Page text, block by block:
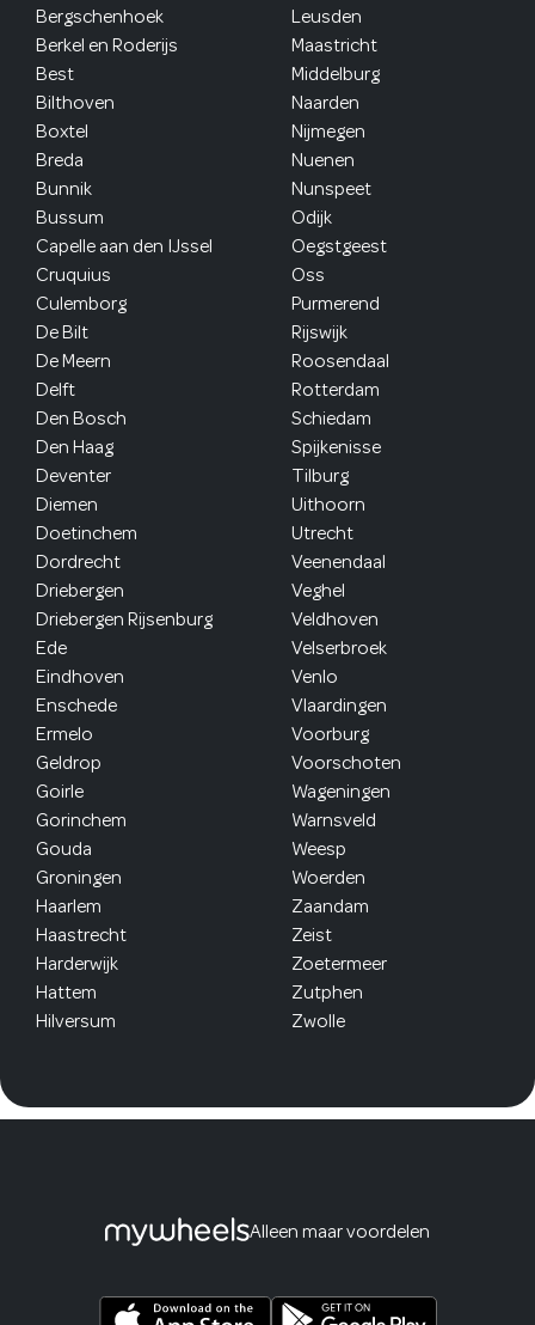
Bergschenhoek
Berkel en Roderijs
Best
Bilthoven
Boxtel
Breda
Bunnik
Bussum
Capelle aan den IJssel
Cruquius
Culemborg
De Bilt
De Meern
Delft
Den Bosch
Den Haag
Deventer
Diemen
Doetinchem
Dordrecht
Driebergen
Driebergen Rijsenburg
Ede
Eindhoven
Enschede
Ermelo
Geldrop
Goirle
Gorinchem
Gouda
Groningen
Haarlem
Haastrecht
Harderwijk
Hattem
Hilversum
Leusden
Maastricht
Middelburg
Naarden
Nijmegen
Nuenen
Nunspeet
Odijk
Oegstgeest
Oss
Purmerend
Rijswijk
Roosendaal
Rotterdam
Schiedam
Spijkenisse
Tilburg
Uithoorn
Utrecht
Veenendaal
Veghel
Veldhoven
Velserbroek
Venlo
Vlaardingen
Voorburg
Voorschoten
Wageningen
Warnsveld
Weesp
Woerden
Zaandam
Zeist
Zoetermeer
Zutphen
Zwolle
Alleen maar voordelen